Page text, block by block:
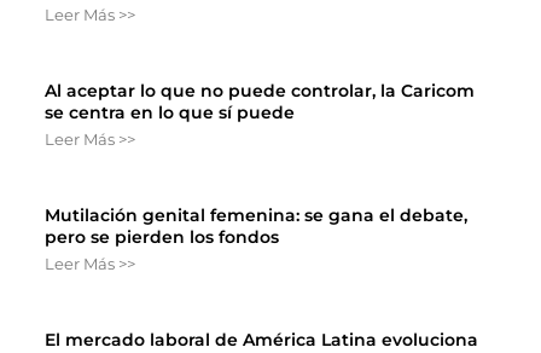
Leer Más >>
Al aceptar lo que no puede controlar, la Caricom
se centra en lo que sí puede
Leer Más >>
Mutilación genital femenina: se gana el debate,
pero se pierden los fondos
Leer Más >>
El mercado laboral de América Latina evoluciona